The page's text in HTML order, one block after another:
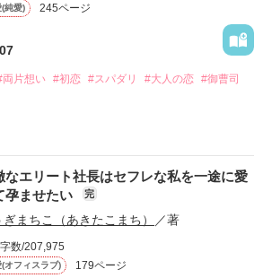
(純愛) 245ページ
両片想い #初恋 #スパダリ #大人の恋 #御曹司
恋心を抱いていた美桜。
きっかけに二人の関係は壊れてしまう。
ま、美桜は両親の離婚によって
哲平とも離れ離れになった。
なエリート社長はセフレな私を一途に愛
孕ませたい
完
ぎまちこ（あきたこまち） ／著
数/207,975
(オフィスラブ) 179ページ